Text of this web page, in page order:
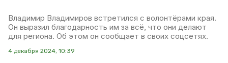
Владимир Владимиров встретился с волонтёрами края.
Он выразил благодарность им за всё, что они делают
для региона. Об этом он сообщает в своих соцсетях.
4 декабря 2024, 10:39